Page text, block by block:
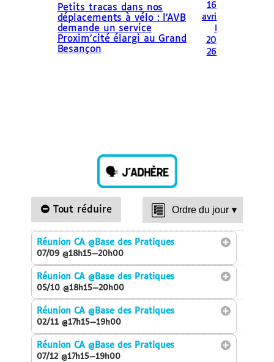
Petits tracas dans nos
déplacements à vélo : l’AVB
demande un service
Proxim’cité élargi au Grand
Besançon
16
avri
20
26
Tout réduire Ordre du jour ▾
Réunion CA@Base des Pratiques
07/09 @18h15—20h00
Réunion CA@Base des Pratiques
05/10 @18h15—20h00
Réunion CA@Base des Pratiques
02/11 @17h15—19h00
Réunion CA@Base des Pratiques
07/12 @17h15—19h00